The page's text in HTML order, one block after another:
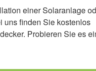
einer Solaranlage
uns finden Sie kostenlos
Probieren Sie es